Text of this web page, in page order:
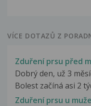
VÍCE DOTAZŮ Z
Zduření prsu před
Dobrý den, už 3
Bolest začíná asi 2
Zduření prsu u muže